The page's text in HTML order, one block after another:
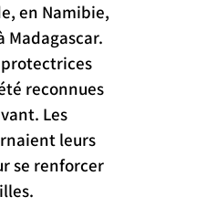
en Namibie,
Madagascar.
protectrices
reconnues
Les
leurs
se renforcer